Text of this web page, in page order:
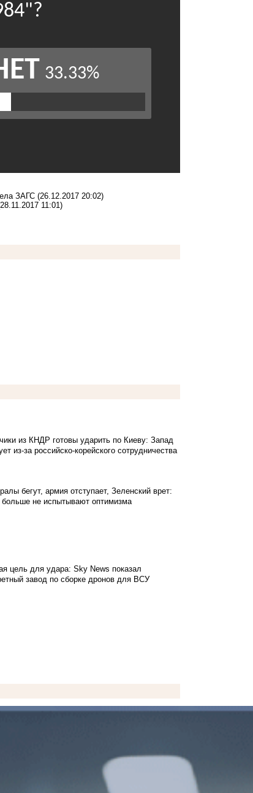
ЗАГС (26.12.2017 20:02)
11:01)
из КНДР готовы ударить по Киеву: Запад
из-за российско-корейского сотрудничества
бегут, армия отступает, Зеленский врет:
не испытывают оптимизма
цель для удара: Sky News показал
завод по сборке дронов для ВСУ